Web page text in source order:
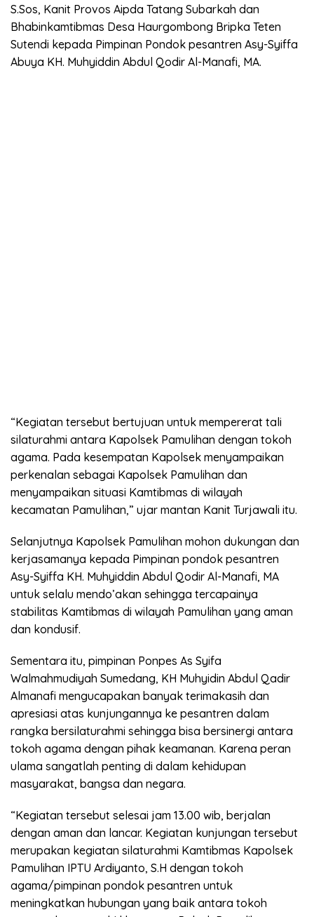
S.Sos, Kanit Provos Aipda Tatang Subarkah dan
Bhabinkamtibmas Desa Haurgombong Bripka Teten
Sutendi kepada Pimpinan Pondok pesantren Asy-Syiffa
Abuya KH. Muhyiddin Abdul Qodir Al-Manafi, MA.
“Kegiatan tersebut bertujuan untuk mempererat tali
silaturahmi antara Kapolsek Pamulihan dengan tokoh
agama. Pada kesempatan Kapolsek menyampaikan
perkenalan sebagai Kapolsek Pamulihan dan
menyampaikan situasi Kamtibmas di wilayah
kecamatan Pamulihan,” ujar mantan Kanit Turjawali itu.
Selanjutnya Kapolsek Pamulihan mohon dukungan dan
kerjasamanya kepada Pimpinan pondok pesantren
Asy-Syiffa KH. Muhyiddin Abdul Qodir Al-Manafi, MA
untuk selalu mendo’akan sehingga tercapainya
stabilitas Kamtibmas di wilayah Pamulihan yang aman
dan kondusif.
Sementara itu, pimpinan Ponpes As Syifa
Walmahmudiyah Sumedang, KH Muhyidin Abdul Qadir
Almanafi mengucapakan banyak terimakasih dan
apresiasi atas kunjungannya ke pesantren dalam
rangka bersilaturahmi sehingga bisa bersinergi antara
tokoh agama dengan pihak keamanan. Karena peran
ulama sangatlah penting di dalam kehidupan
masyarakat, bangsa dan negara.
“Kegiatan tersebut selesai jam 13.00 wib, berjalan
dengan aman dan lancar. Kegiatan kunjungan tersebut
merupakan kegiatan silaturahmi Kamtibmas Kapolsek
Pamulihan IPTU Ardiyanto, S.H dengan tokoh
agama/pimpinan pondok pesantren untuk
meningkatkan hubungan yang baik antara tokoh